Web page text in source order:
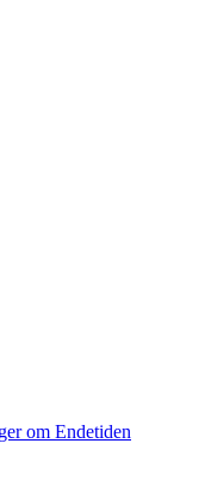
om Endetiden